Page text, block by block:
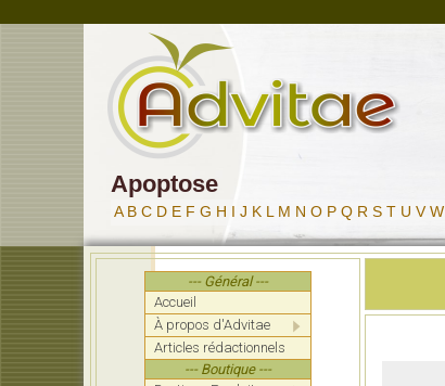
Apoptose
A B C D E F G H I J K L M N O P Q R S T U V W
--- Général ---
Accueil
À propos d'Advitae
Articles rédactionnels
--- Boutique ---